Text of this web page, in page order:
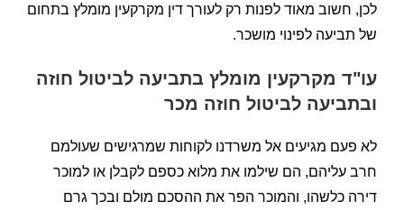
לכן, חשוב מאוד לפנות רק לעורך דין מקרקעין מומלץ בתחום
של תביעה לפינוי מושכר.
עו"ד מקרקעין מומלץ בתביעה לביטול חוזה
ובתביעה לביטול חוזה מכר
לא פעם מגיעים אל משרדנו לקוחות שמרגישים שעולמם
חרב עליהם, הם שילמו את מלוא כספם לקבלן או למוכר
דירה כלשהו, והמוכר הפר את ההסכם מולם ובכך גרם